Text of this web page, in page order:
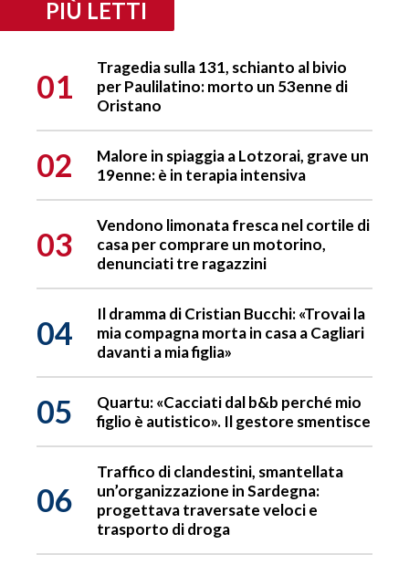
PIÙ LETTI
01
Tragedia sulla 131, schianto al bivio
per Paulilatino: morto un 53enne di
Oristano
02
Malore in spiaggia a Lotzorai, grave un
19enne: è in terapia intensiva
03
Vendono limonata fresca nel cortile di
casa per comprare un motorino,
denunciati tre ragazzini
04
Il dramma di Cristian Bucchi: «Trovai la
mia compagna morta in casa a Cagliari
davanti a mia figlia»
05
Quartu: «Cacciati dal b&b perché mio
figlio è autistico». Il gestore smentisce
06
Traffico di clandestini, smantellata
un’organizzazione in Sardegna:
progettava traversate veloci e
trasporto di droga